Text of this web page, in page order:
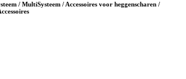
/ MultiSysteem / Accessoires voor heggenscharen /